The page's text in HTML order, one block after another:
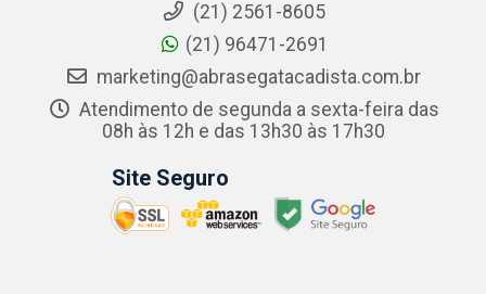
(21) 2561-8605
(21) 96471-2691
marketing@abrasegatacadista.com.br
Atendimento de segunda a sexta-feira das
08h às 12h e das 13h30 às 17h30
Site Seguro